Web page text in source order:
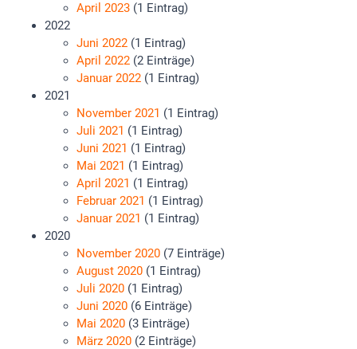
April 2023 (1 Eintrag)
2022
Juni 2022 (1 Eintrag)
April 2022 (2 Einträge)
Januar 2022 (1 Eintrag)
2021
November 2021 (1 Eintrag)
Juli 2021 (1 Eintrag)
Juni 2021 (1 Eintrag)
Mai 2021 (1 Eintrag)
April 2021 (1 Eintrag)
Februar 2021 (1 Eintrag)
Januar 2021 (1 Eintrag)
2020
November 2020 (7 Einträge)
August 2020 (1 Eintrag)
Juli 2020 (1 Eintrag)
Juni 2020 (6 Einträge)
Mai 2020 (3 Einträge)
März 2020 (2 Einträge)